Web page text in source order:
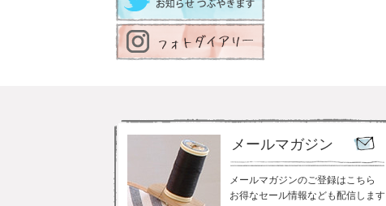
メールマガジン
メールマガジンのご登録はこちら
お得なセール情報なども配信します